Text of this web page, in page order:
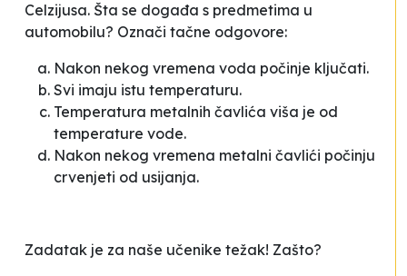
Celzijusa. Šta se događa s predmetima u
automobilu? Označi tačne odgovore:
Nakon nekog vremena voda počinje ključati.
Svi imaju istu temperaturu.
Temperatura metalnih čavlića viša je od
temperature vode.
Nakon nekog vremena metalni čavlići počinju
crvenjeti od usijanja.
Zadatak je za naše učenike težak! Zašto?